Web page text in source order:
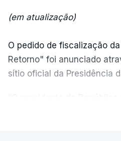
(em atualização)
O pedido de fiscalização
Retorno" foi anunciado
sítio oficial da Presidência